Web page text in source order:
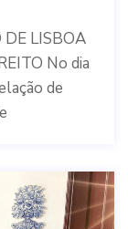
LISBOA
No dia
de